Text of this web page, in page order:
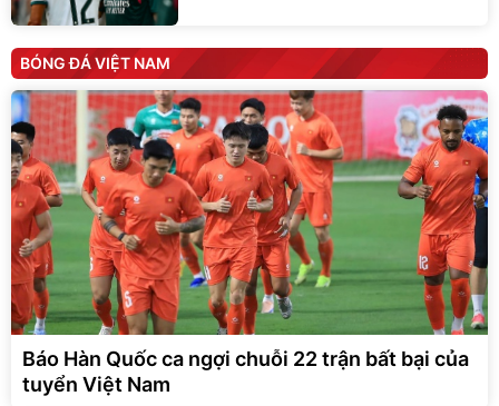
BÓNG ĐÁ VIỆT NAM
Báo Hàn Quốc ca ngợi chuỗi 22 trận bất bại của
tuyển Việt Nam